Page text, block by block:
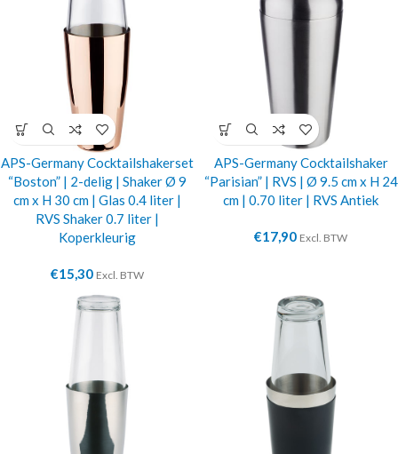
APS-Germany Cocktailshakerset
“Boston” | 2-delig | Shaker Ø 9
cm x H 30 cm | Glas 0.4 liter |
RVS Shaker 0.7 liter |
Koperkleurig
€15,30 Excl. BTW
APS-Germany Cocktailshaker
“Parisian” | RVS | Ø 9.5 cm x H 24
cm | 0.70 liter | RVS Antiek
€17,90 Excl. BTW